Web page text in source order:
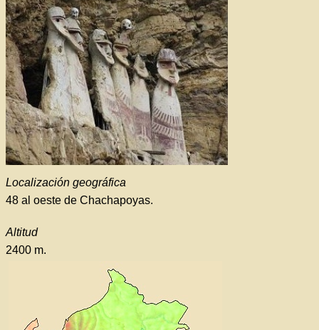
Localización geográfica
48 al oeste de Chachapoyas.
Altitud
2400 m.